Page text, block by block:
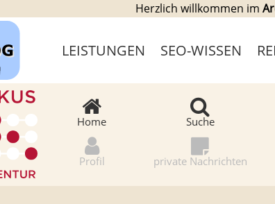
Herzlich willkommen im
LEISTUNGEN SEO-WISSEN
Home
Profil
Suche
private Nachrichten